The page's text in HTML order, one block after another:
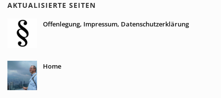
AKTUALISIERTE SEITEN
Offenlegung, Impressum, Datenschutzerklärung
Home